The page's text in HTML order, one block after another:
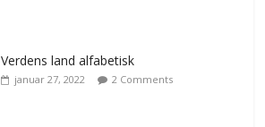
Verdens land alfabetisk
januar 27, 2022 2 Comments